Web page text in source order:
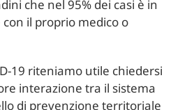
che nel 95% dei casi è in
il proprio medico o
19 riteniamo utile chiedersi
interazione tra il sistema
di prevenzione territoriale